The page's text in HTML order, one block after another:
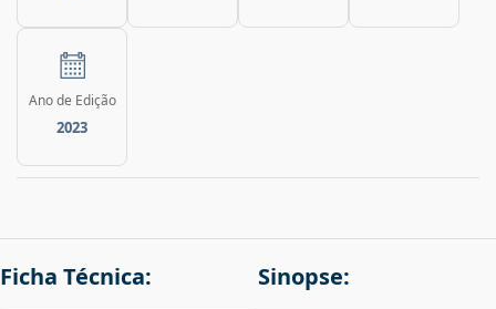
Ano de Edição
2023
Ficha Técnica: Sinopse: